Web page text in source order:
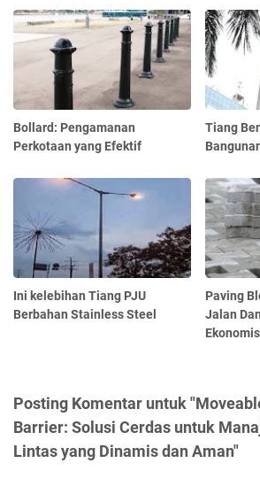
Bollard: Pengamanan
Perkotaan yang Efektif
Tiang
Ini kelebihan Tiang PJU
Berbahan Stainless Steel
Paving
Jalan
Ekonomis
Posting Komentar untuk
Barrier: Solusi Cerdas untuk
Lintas yang Dinamis dan Aman"